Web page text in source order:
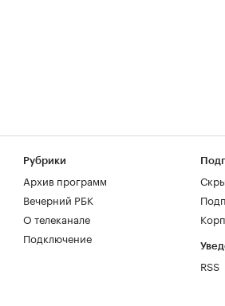
Рубрики
Архив программ
Вечерний РБК
О телеканале
Подключение
RSS